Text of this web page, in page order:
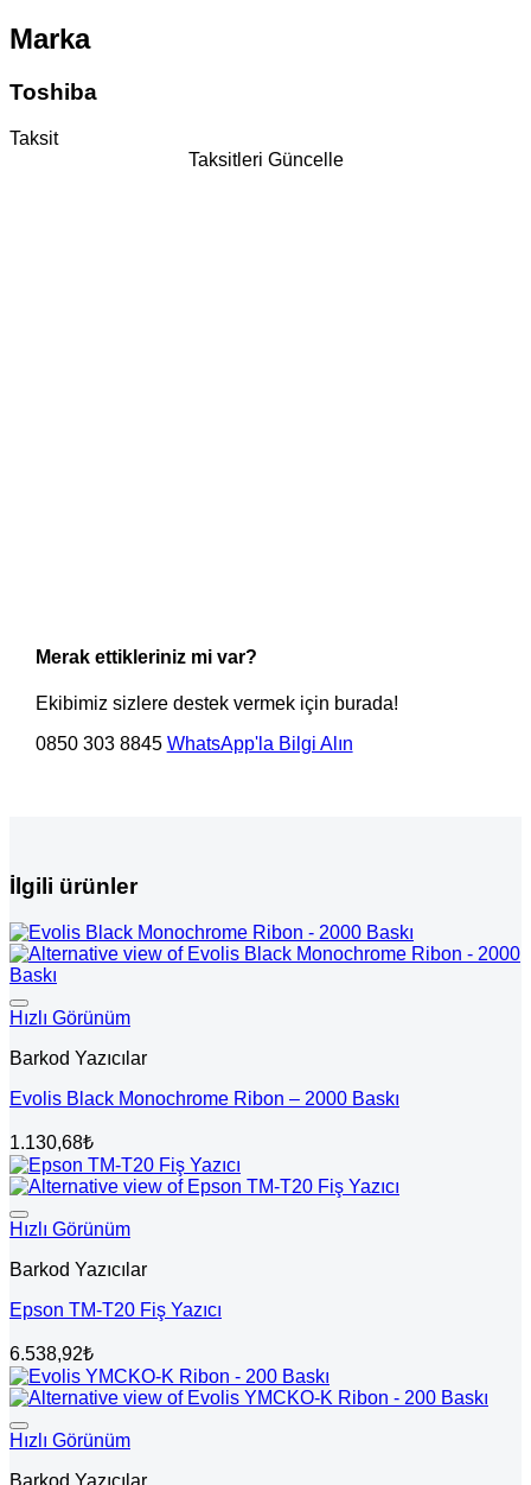
Marka
Toshiba
Taksit
Taksitleri Güncelle
Merak ettikleriniz mi var?
Ekibimiz sizlere destek vermek için burada!
0850 303 8845 WhatsApp'la Bilgi Alın
İlgili ürünler
Hızlı Görünüm
Barkod Yazıcılar
Evolis Black Monochrome Ribon – 2000 Baskı
1.130,68₺
Hızlı Görünüm
Barkod Yazıcılar
Epson TM-T20 Fiş Yazıcı
6.538,92₺
Hızlı Görünüm
Barkod Yazıcılar